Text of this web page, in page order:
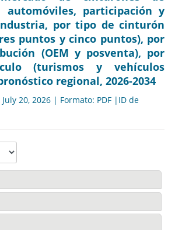
automóviles, participación y
por tipo de cinturón
puntos y cinco puntos), por
(OEM y posventa), por
(turismos y vehículos
regional, 2026-2034
20, 2026 | Formato: PDF |ID de